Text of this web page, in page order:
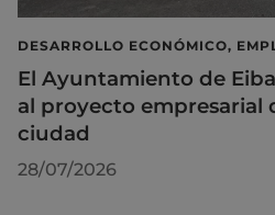
DESARROLLO ECONÓMICO,
El Ayuntamiento de
al proyecto empresarial
ciudad
28/07/2026